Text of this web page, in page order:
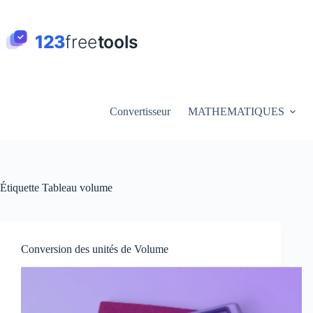
contenu
Convertisseur MATHEMATIQUES
Étiquette Tableau volume
Conversion des unités de Volume